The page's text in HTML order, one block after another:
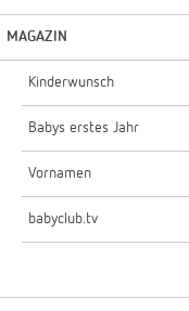
MAGAZIN
Kinderwunsch
Babys erstes Jahr
Vornamen
babyclub.tv